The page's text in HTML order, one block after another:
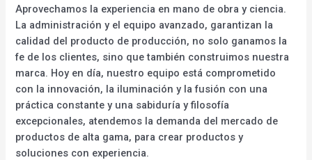
Aprovechamos la experiencia en mano de obra y ciencia.
La administración y el equipo avanzado, garantizan la
calidad del producto de producción, no solo ganamos la
fe de los clientes, sino que también construimos nuestra
marca. Hoy en día, nuestro equipo está comprometido
con la innovación, la iluminación y la fusión con una
práctica constante y una sabiduría y filosofía
excepcionales, atendemos la demanda del mercado de
productos de alta gama, para crear productos y
soluciones con experiencia.